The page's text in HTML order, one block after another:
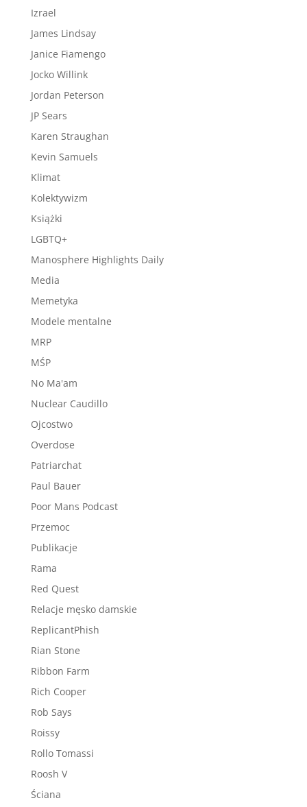
Izrael
James Lindsay
Janice Fiamengo
Jocko Willink
Jordan Peterson
JP Sears
Karen Straughan
Kevin Samuels
Klimat
Kolektywizm
Książki
LGBTQ+
Manosphere Highlights Daily
Media
Memetyka
Modele mentalne
MRP
MŚP
No Ma'am
Nuclear Caudillo
Ojcostwo
Overdose
Patriarchat
Paul Bauer
Poor Mans Podcast
Przemoc
Publikacje
Rama
Red Quest
Relacje męsko damskie
ReplicantPhish
Rian Stone
Ribbon Farm
Rich Cooper
Rob Says
Roissy
Rollo Tomassi
Roosh V
Ściana